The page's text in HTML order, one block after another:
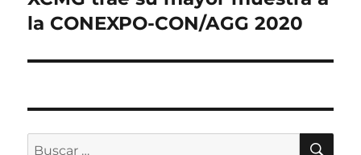
siguiente:
la CONEXPO-CON/AGG 2020
Buscar